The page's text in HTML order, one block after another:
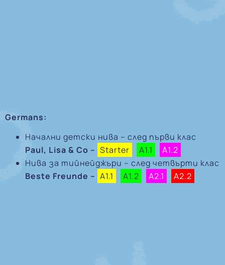
Germans:
Начални детски нива – след първи клас
Paul, Lisa & Co – Starter A1.1
A1.2
Нива за тийнейджъри – след четвърти клас
Beste Freunde – A1.1 A1.2 A2.1 A2.2